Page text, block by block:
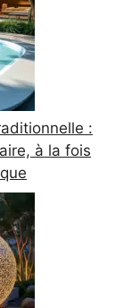
:
à la fois